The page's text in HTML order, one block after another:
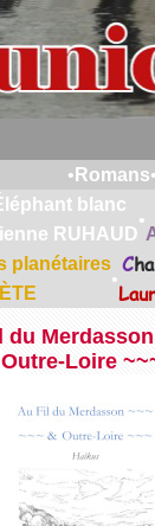
• Romans•
blanc
RUHAUD
•
planétaires
•
C
du
Outre-Loire